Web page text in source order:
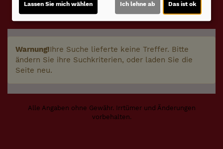
Warnung!Ihre Suche lieferte keine Treffer. Bitte
ändern Sie ihre Suchkriterien, oder laden Sie die
Seite neu.
Alle Angaben ohne Gewähr. Irrtümer und Änderungen
vorbehalten.
Lassen Sie mich wählen Ich lehne ab Das ist ok